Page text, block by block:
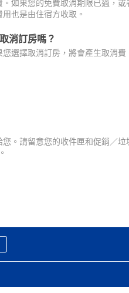
如果您的免費取消期限已過，
也是由住宿方收取。
消訂房嗎？
選擇取消訂房，將會產生取消
。請留意您的收件匣和促銷／